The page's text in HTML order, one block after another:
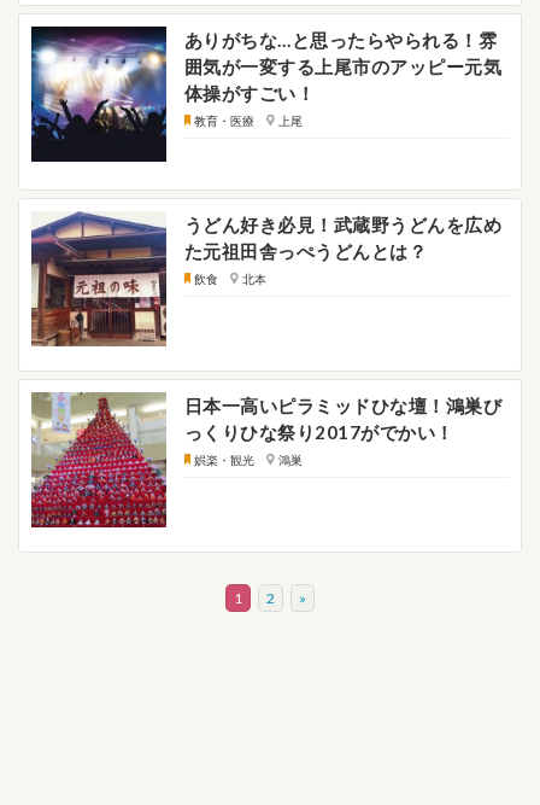
ありがちな…と思ったらやられる！雰
囲気が一変する上尾市のアッピー元気
体操がすごい！
教育・医療 上尾
うどん好き必見！武蔵野うどんを広め
た元祖田舎っぺうどんとは？
飲食 北本
日本一高いピラミッドひな壇！鴻巣び
っくりひな祭り2017がでかい！
娯楽・観光 鴻巣
1 2 »